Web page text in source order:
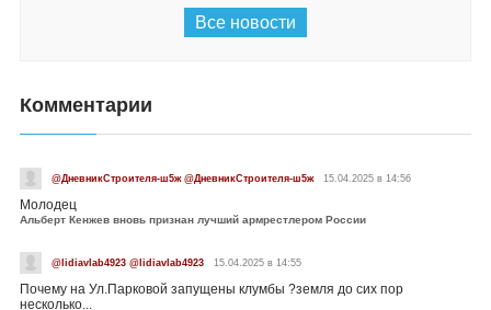
Все новости
Комментарии
@ДневникСтроителя-ш5ж @ДневникСтроителя-ш5ж 15.04.2025 в 14:56
Молодец
Альберт Кенжев вновь признан лучший армрестлером России
@lidiavlab4923 @lidiavlab4923 15.04.2025 в 14:55
Почему на Ул.Парковой запущены клумбы ?земля до сих пор
несколько...